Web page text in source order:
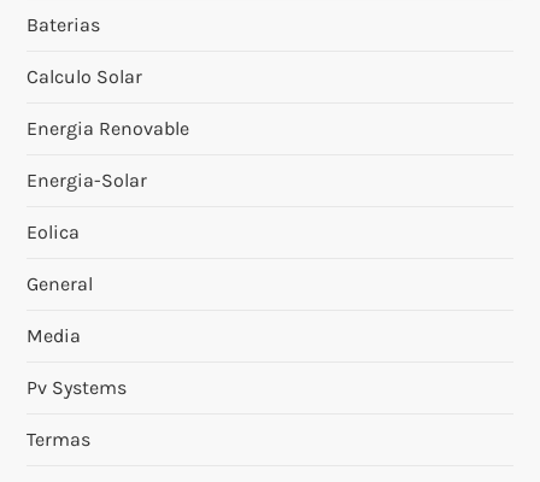
Baterias
Calculo Solar
Energia Renovable
Energia-Solar
Eolica
General
Media
Pv Systems
Termas